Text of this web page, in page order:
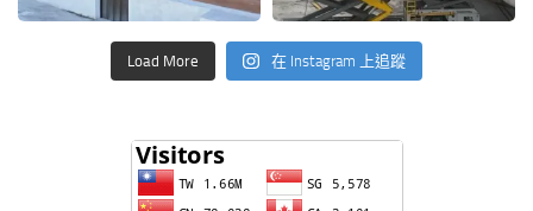
Load More 在 Instagram 上追蹤